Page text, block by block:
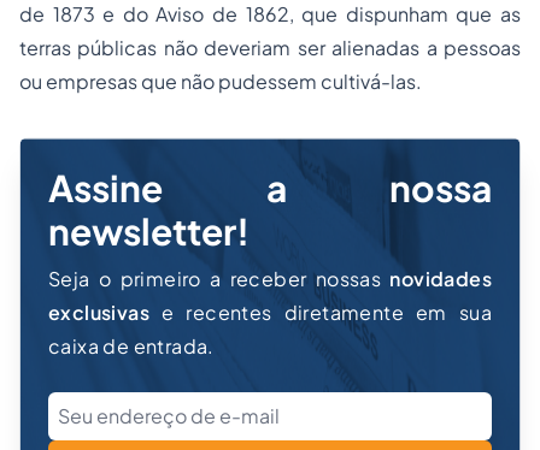
de 1873 e do Aviso de 1862, que dispunham que as
terras públicas não deveriam ser alienadas a pessoas
ou empresas que não pudessem cultivá-las.
Assine a nossa
newsletter!
Seja o primeiro a receber nossas novidades
exclusivas e recentes diretamente em sua
caixa de entrada.